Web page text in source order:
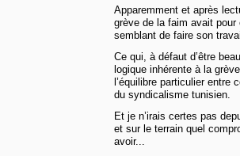
Apparemment et après
grève de la faim avait pour
semblant de faire son
Ce qui, à défaut d’être
logique inhérente à la
l’équilibre particulier
du syndicalisme tunisien.
Et je n’irais certes pas
et sur le terrain quel
avoir...